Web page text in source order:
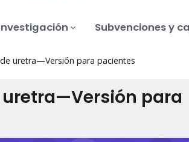
Subvenciones y
uretra—Versión para pacientes
uretra—Versión para